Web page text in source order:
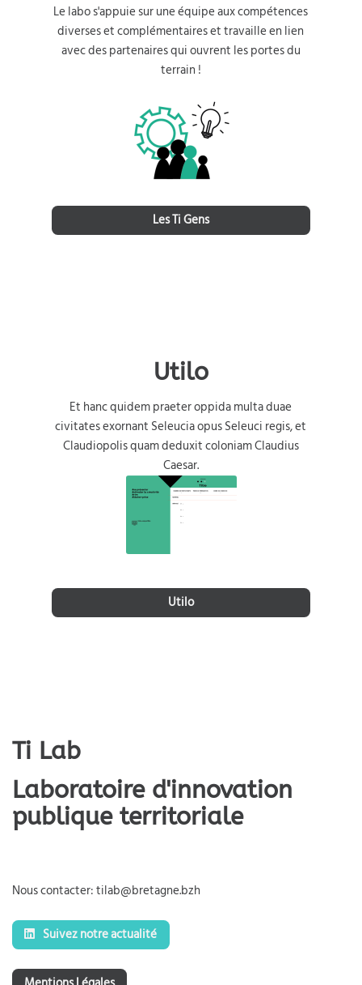
Le labo s'appuie sur une équipe aux compétences
diverses et complémentaires et travaille en lien
avec des partenaires qui ouvrent les portes du
terrain !
Les Ti Gens
Utilo
Et hanc quidem praeter oppida multa duae
civitates exornant Seleucia opus Seleuci regis, et
Claudiopolis quam deduxit coloniam Claudius
Caesar.
Utilo
Ti Lab
Laboratoire d'innovation
publique territoriale
Nous contacter: tilab@bretagne.bzh
Suivez notre actualité